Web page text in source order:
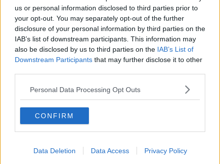
us or personal information disclosed to third parties prior to
your opt-out. You may separately opt-out of the further
disclosure of your personal information by third parties on the
IAB’s list of downstream participants. This information may
also be disclosed by us to third parties on the IAB’s List of
Downstream Participants that may further disclose it to other
Personal Data Processing Opt Outs
CONFIRM
Data Deletion Data Access Privacy Policy
Grullaia
Spot
​Il grande vuoto
​La guerra dei mondi
Marciare non marcire
Fase due
Congiunti
Principi
​Lettera sulla brevità della vita
​Lettera sulla felicità
​Lettera sul tempo
Pensieri per dopo